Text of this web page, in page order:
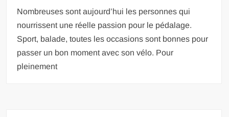
Nombreuses sont aujourd’hui les personnes qui
nourrissent une réelle passion pour le pédalage.
Sport, balade, toutes les occasions sont bonnes pour
passer un bon moment avec son vélo. Pour
pleinement